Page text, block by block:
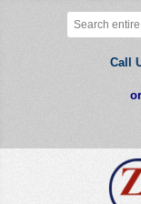
Call